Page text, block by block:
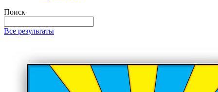
Поиск
Все результаты